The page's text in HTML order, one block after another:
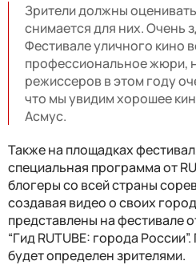
Зрители должны
снимается для них. Очень
Фестивале уличного кино
профессиональное жюри,
режиссеров в этом году
что мы увидим хорошее
Асмус.
Также на площадках
специальная программа от
блогеры со всей страны
создавая видео о своих
представлены на фестивале
“Гид RUTUBE: города
будет определен зрителями.